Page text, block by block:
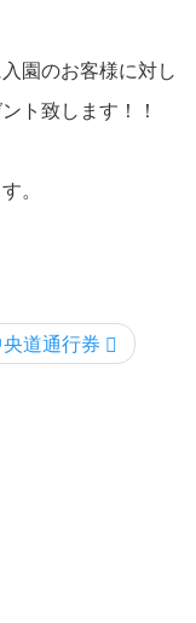
園のお客様に対し
ト致します！！
。
道通行券